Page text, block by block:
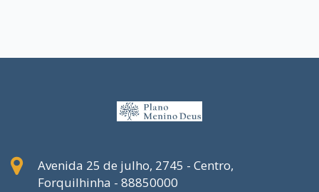
Avenida 25 de julho, 2745 - Centro,
Forquilhinha - 88850000